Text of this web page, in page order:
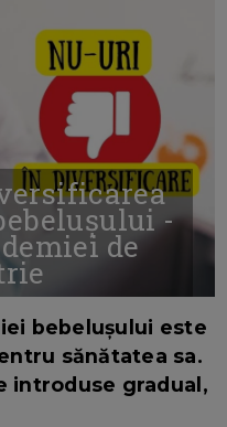
-
de
bebelușului este
sănătatea sa.
introduse gradual,